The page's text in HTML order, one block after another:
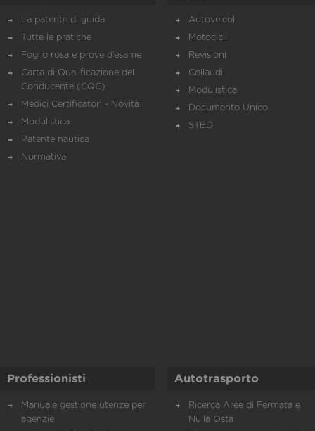
La patente di guida
Tutte le pratiche
Foglio rosa e prove d’esame
Carta di Qualificazione del
Conducente (CQC)
Medici Certificatori - Novità
Modulistica
Patente nautica
Normativa
Autoveicoli
Motocicli
Revisioni
Collaudi
Modulistica
Documento Unico
STED
Professionisti
Manuale gestione utenze per
agenzie
Autotrasporto
Ricerca Aree di Fermata e
Nulla Osta